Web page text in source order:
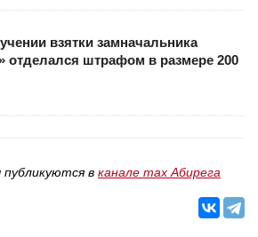
взятки замначальника
отделался штрафом в размере 200
в канале max Абирега